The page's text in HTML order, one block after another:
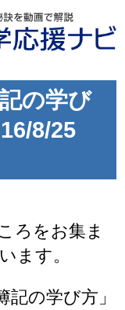
の学び
8/25
ろをお集ま
ます。
の学び方」